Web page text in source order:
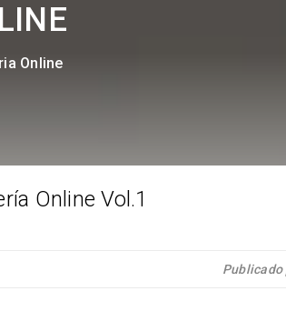
Online
Online Vol.1
Publicado